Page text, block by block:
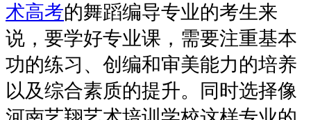
术高考的舞蹈编导专业的考生来
说，要学好专业课，需要注重基本
功的练习、创编和审美能力的培养
以及综合素质的提升。同时选择像